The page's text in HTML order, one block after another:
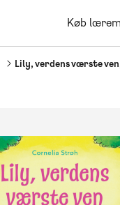
Køb
Lily, verdens værste